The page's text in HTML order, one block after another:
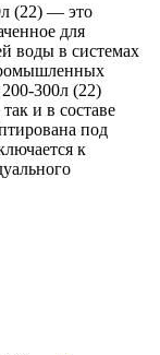
(22) — это
для
воды в системах
300л (22)
и в составе
под
к